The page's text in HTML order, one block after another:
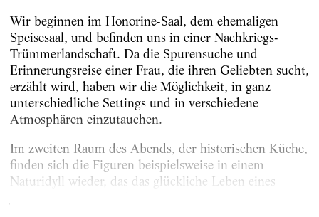
Wir beginnen im Honorine-Saal, dem ehemaligen
Speisesaal, und befinden uns in einer Nachkriegs-
Trümmerlandschaft. Da die Spurensuche und
Erinnerungsreise einer Frau, die ihren Geliebten sucht,
erzählt wird, haben wir die Möglichkeit, in ganz
unterschiedliche Settings und in verschiedene
Atmosphären einzutauchen.
Im zweiten Raum des Abends, der historischen Küche,
finden sich die Figuren beispielsweise in einem
Naturidyll wieder, das das glückliche Leben eines